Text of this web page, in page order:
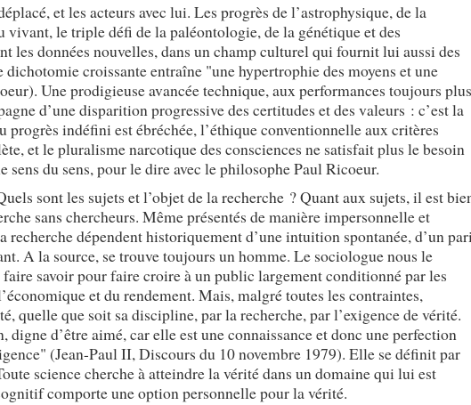
et les acteurs avec lui. Les progrès de l’astrophysique, de la
vivant, le triple défi de la paléontologie, de la génétique et des
les données nouvelles, dans un champ culturel qui fournit lui aussi des
croissante entraîne "une hypertrophie des moyens et une
Une prodigieuse avancée technique, aux performances toujours plus
d’une disparition progressive des certitudes et des valeurs : c’est la
progrès indéfini est ébréchée, l’éthique conventionnelle aux critères
et le pluralisme narcotique des consciences ne satisfait plus le besoin
sens du sens, pour le dire avec le philosophe Paul Ricoeur.
sont les sujets et l’objet de la recherche ? Quant aux sujets, il est
sans chercheurs. Même présentés de manière impersonnelle et
recherche dépendent historiquement d’une intuition spontanée, d’un
A la source, se trouve toujours un homme. Le sociologue nous le
savoir pour faire croire à un public largement conditionné par les
et du rendement. Mais, malgré toutes les contraintes,
quelle que soit sa discipline, par la recherche, par l’exigence de vérité.
digne d’être aimé, car elle est une connaissance et donc une perfection
(Jean-Paul II, Discours du 10 novembre 1979). Elle se définit par
science cherche à atteindre la vérité dans un domaine qui lui est
comporte une option personnelle pour la vérité.